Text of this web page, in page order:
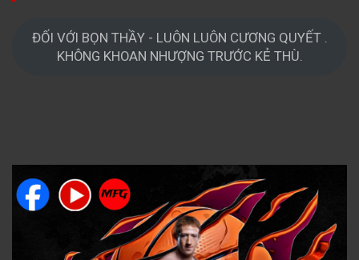
ĐỐI VỚI BỌN THẦY - LUÔN LUÔN CƯƠNG QUYẾT .
KHÔNG KHOAN NHƯỢNG TRƯỚC KẺ THÙ.